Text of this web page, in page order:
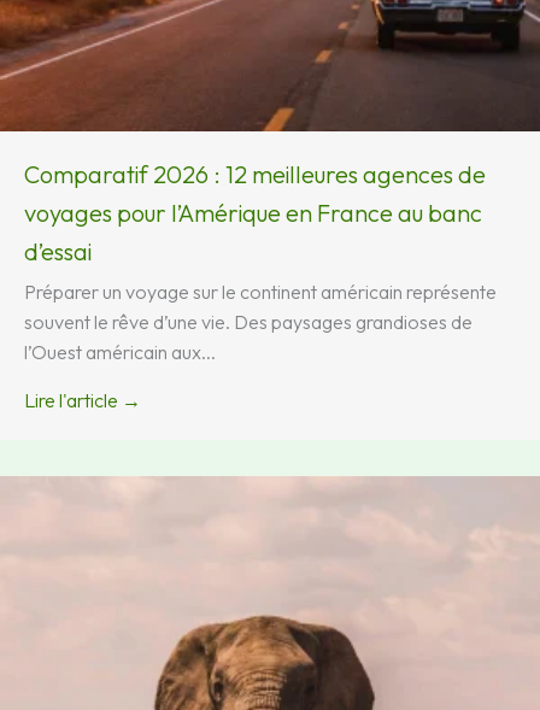
Comparatif 2026 : 12 meilleures agences de
voyages pour l’Amérique en France au banc
d’essai
Préparer un voyage sur le continent américain représente
souvent le rêve d’une vie. Des paysages grandioses de
l’Ouest américain aux...
Lire l'article →